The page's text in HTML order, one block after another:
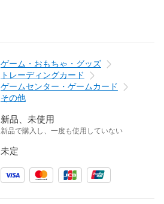
ゲーム・おもちゃ・グッズ
トレーディングカード
ゲームセンター・ゲームカード
その他
新品、未使用
新品で購入し、一度も使用していない
未定